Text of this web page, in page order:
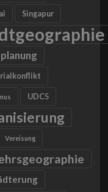
Singapur
UDC5
Vereisung